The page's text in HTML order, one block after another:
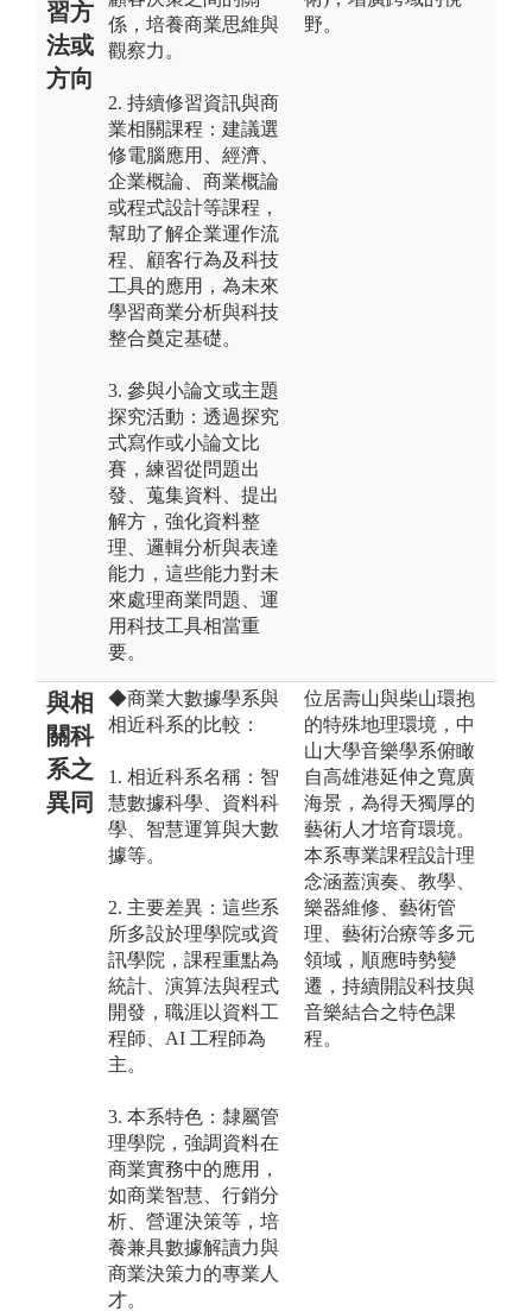
習方
法或
方向
係，培養商業思維與
觀察力。
2. 持續修習資訊與商
業相關課程：建議選
修電腦應用、經濟、
企業概論、商業概論
或程式設計等課程，
幫助了解企業運作流
程、顧客行為及科技
工具的應用，為未來
學習商業分析與科技
整合奠定基礎。
3. 參與小論文或主題
探究活動：透過探究
式寫作或小論文比
賽，練習從問題出
發、蒐集資料、提出
解方，強化資料整
理、邏輯分析與表達
能力，這些能力對未
來處理商業問題、運
用科技工具相當重
要。
野。
與相
關科
系之
異同
◆商業大數據學系與
相近科系的比較：
1. 相近科系名稱：智
慧數據科學、資料科
學、智慧運算與大數
據等。
2. 主要差異：這些系
所多設於理學院或資
訊學院，課程重點為
統計、演算法與程式
開發，職涯以資料工
程師、AI 工程師為
主。
3. 本系特色：隸屬管
理學院，強調資料在
商業實務中的應用，
如商業智慧、行銷分
析、營運決策等，培
養兼具數據解讀力與
商業決策力的專業人
才。
位居壽山與柴山環抱
的特殊地理環境，中
山大學音樂學系俯瞰
自高雄港延伸之寬廣
海景，為得天獨厚的
藝術人才培育環境。
本系專業課程設計理
念涵蓋演奏、教學、
樂器維修、藝術管
理、藝術治療等多元
領域，順應時勢變
遷，持續開設科技與
音樂結合之特色課
程。